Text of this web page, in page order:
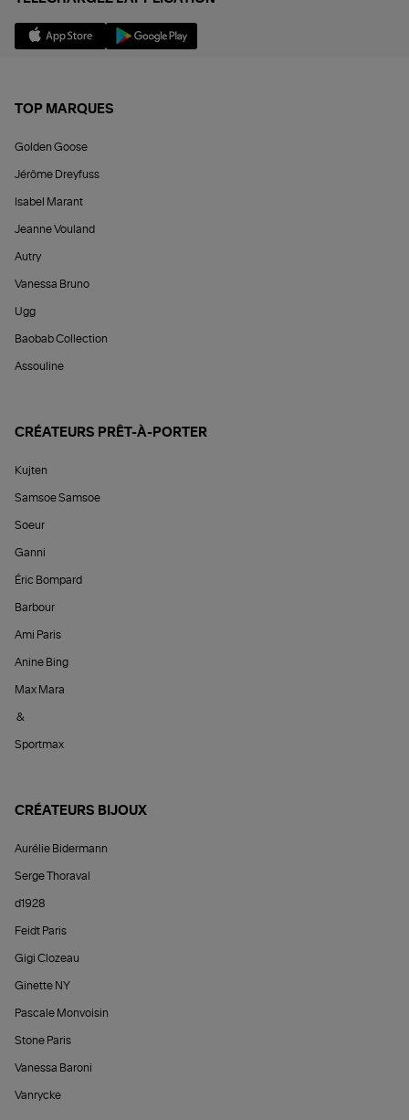
TOP MARQUES
Golden Goose
Jérôme Dreyfuss
Isabel Marant
Jeanne Vouland
Autry
Vanessa Bruno
Ugg
Baobab Collection
Assouline
CRÉATEURS PRÊT-À-PORTER
Kujten
Samsoe Samsoe
Soeur
Ganni
Éric Bompard
Barbour
Ami Paris
Anine Bing
Max Mara
&
Sportmax
CRÉATEURS BIJOUX
Aurélie Bidermann
Serge Thoraval
d1928
Feidt Paris
Gigi Clozeau
Ginette NY
Pascale Monvoisin
Stone Paris
Vanessa Baroni
Vanrycke